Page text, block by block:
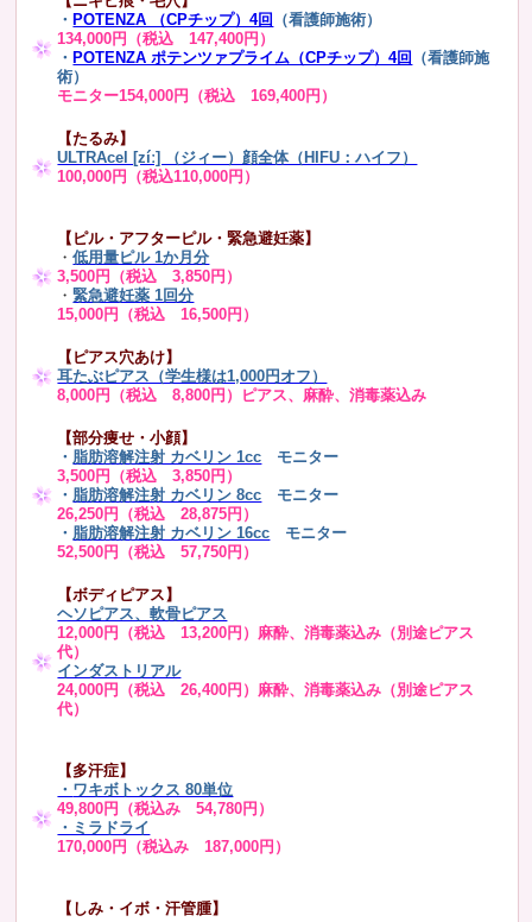
・ POTENZA （CPチップ）4回
（看護師施術）
134,000円（税込 147,400円）
・ POTENZA ポテンツァプライム（CPチップ）4回
（看護師施
術）
モニター154,000円（税込 169,400円）
【たるみ】
ULTRAcel [zíː] （ジィー）顔全体（HIFU：ハイフ）
100,000円（税込110,000円）
【ピル・アフターピル・緊急避妊薬】
・低用量ピル 1か月分
3,500円（税込 3,850円）
・緊急避妊薬 1回分
15,000円（税込 16,500円）
【ピアス穴あけ】
耳たぶピアス（学生様は1,000円オフ）
8,000円（税込 8,800円）ピアス、麻酔、消毒薬込み
【部分痩せ・小顔】
・ 脂肪溶解注射 カベリン 1cc モニター
3,500円（税込 3,850円）
・ 脂肪溶解注射 カベリン 8cc モニター
26,250円（税込 28,875円）
・ 脂肪溶解注射 カベリン 16cc
モニター
52,500円（税込 57,750円）
【ボディピアス】
ヘソピアス、軟骨ピアス
12,000円（税込 13,200円）麻酔、消毒薬込み（別途ピアス
代）
インダストリアル
24,000円（税込 26,400円）麻酔、消毒薬込み（別途ピアス
代）
【多汗症】
・ ワキボトックス 80単位
49,800円（税込み 54,780円）
・ミラドライ
170,000円（税込み 187,000円）
【しみ・イボ・汗管腫】